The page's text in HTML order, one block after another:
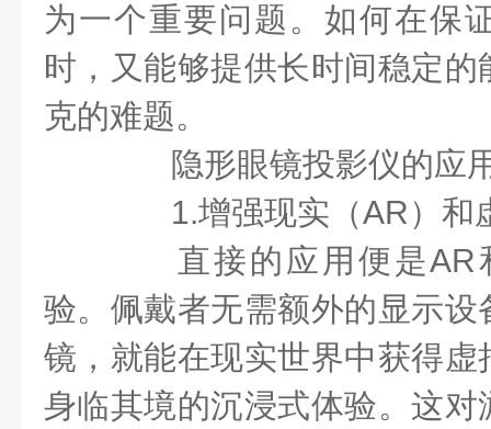
为一个重要问题。如何在保
时，又能够提供长时间稳定
克的难题。
隐形眼镜投影仪的应
1.增强现实（AR）和
直接的应用便是AR
验。佩戴者无需额外的显示
镜，就能在现实世界中获得
身临其境的沉浸式体验。这